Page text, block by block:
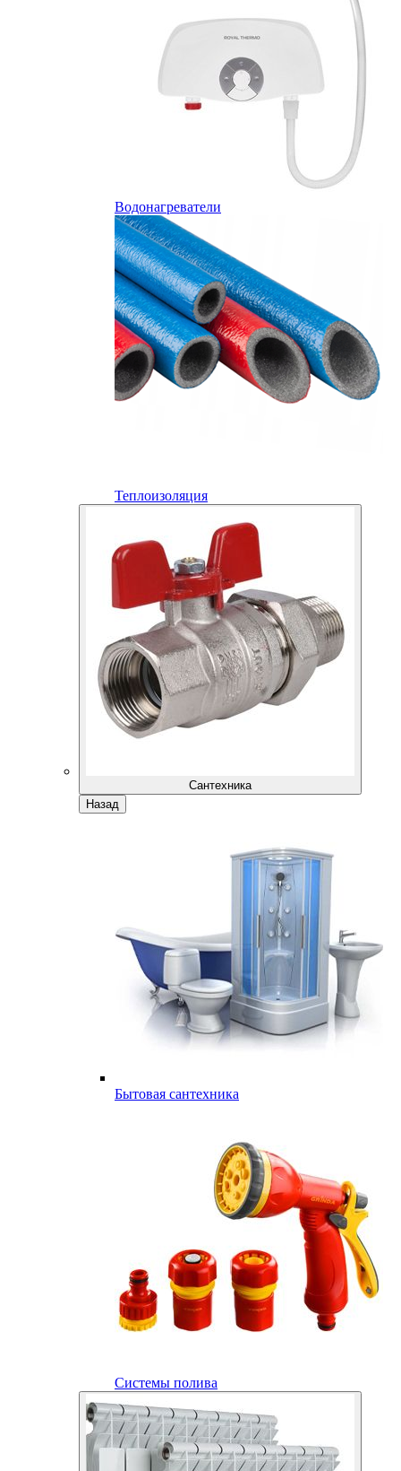
Водонагреватели
Теплоизоляция
Сантехника
Назад
Бытовая сантехника
Системы полива